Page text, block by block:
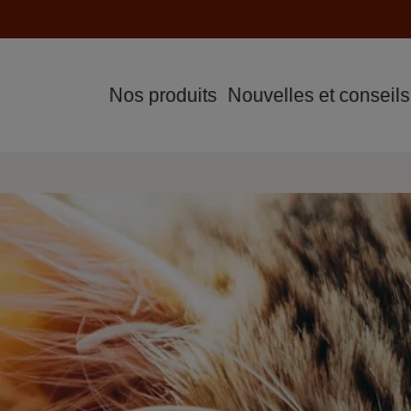
Nos produits Nouvelles et conseils